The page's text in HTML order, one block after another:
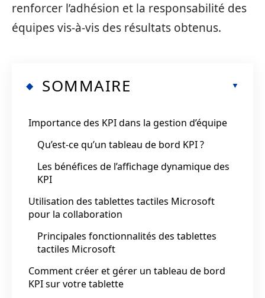
renforcer l’adhésion et la responsabilité des
équipes vis-à-vis des résultats obtenus.
SOMMAIRE
Importance des KPI dans la gestion d’équipe
Qu’est-ce qu’un tableau de bord KPI ?
Les bénéfices de l’affichage dynamique des
KPI
Utilisation des tablettes tactiles Microsoft
pour la collaboration
Principales fonctionnalités des tablettes
tactiles Microsoft
Comment créer et gérer un tableau de bord
KPI sur votre tablette